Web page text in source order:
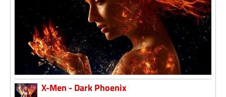
X-Men - Dark Phoenix